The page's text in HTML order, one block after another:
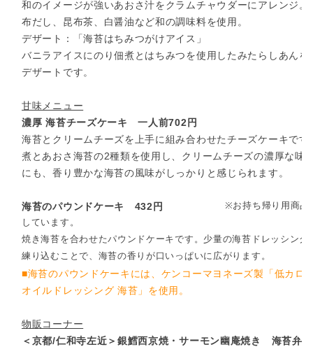
和のイメージが強いあおさ汁をクラムチャウダーにアレンジ。
布だし、昆布茶、白醤油など和の調味料を使用。
デザート：「海苔はちみつがけアイス」
バニラアイスにのり佃煮とはちみつを使用したみたらしあんを
デザートです。
甘味メニュー
濃厚 海苔チーズケーキ 一人前702円
海苔とクリームチーズを上手に組み合わせたチーズケーキです
煮とあおさ海苔の2種類を使用し、クリームチーズの濃厚な味
にも、香り豊かな海苔の風味がしっかりと感じられます。
海苔のパウンドケーキ 432円 ※お持ち帰り用商品
しています。
焼き海苔を合わせたパウンドケーキです。少量の海苔ドレッシング
練り込むことで、海苔の香りが口いっぱいに広がります。
■海苔のパウンドケーキには、ケンコーマヨネーズ製「低カロ
オイルドレッシング 海苔」を使用。
物販コーナー
＜京都/仁和寺左近＞銀鱈西京焼・サーモン幽庵焼き 海苔弁